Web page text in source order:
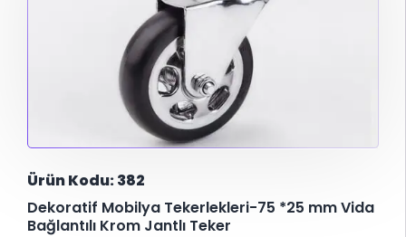
Ürün Kodu: 382
Dekoratif Mobilya Tekerlekleri-75 *25 mm Vida
Bağlantılı Krom Jantlı Teker